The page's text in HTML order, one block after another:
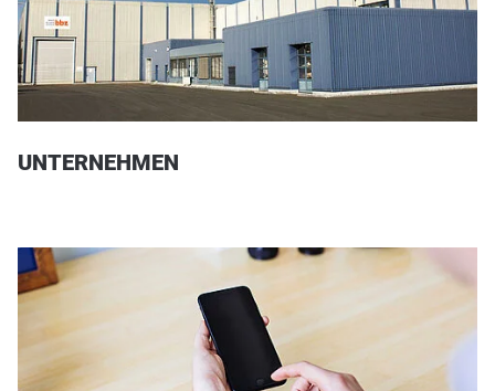
UNTERNEHMEN